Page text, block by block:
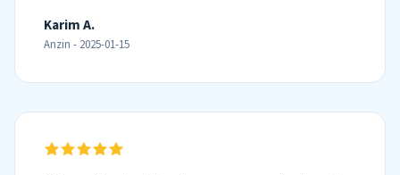
Karim A.
Anzin - 2025-01-15